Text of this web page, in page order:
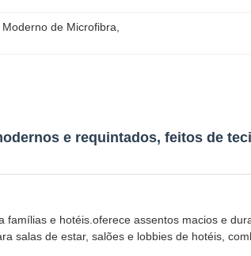
de Microfibra
e requintados, feitos de
e hotéis.oferece assentos macios e
salas de estar, salões e lobbies de hotéis,